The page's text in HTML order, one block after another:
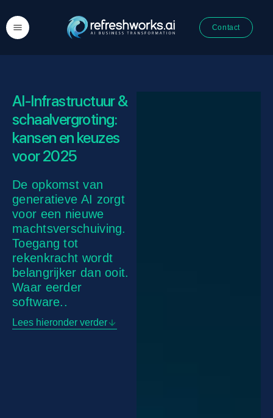
Contact
AI-Infrastructuur &
schaalvergroting:
kansen en keuzes
voor 2025
De opkomst van
generatieve AI zorgt
voor een nieuwe
machtsverschuiving.
Toegang tot
rekenkracht wordt
belangrijker dan ooit.
Waar eerder
software..
Lees hieronder verder